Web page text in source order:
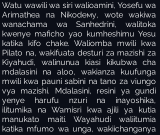
Watu wawili wa siri walioamini, Yosefu wa
Arimathea na Nikodeму, wote wakiwa
wanachama wa Sanhedrini, walitoka
kwenye maficho yao kumheshimu Yesu
katika kifo chake. Waliomba mwili kwa
Pilato na, wakifuata desturi za mazishi za
Kiyahudi, walinunua kiasi kikubwa cha
mdalasini na aloo, wakianza kuufunga
mwili kwa pauni sabini na tano za viungo
vya mazishi. Mdalasini, resini ya gundi
yenye harufu nzuri na inayoshika,
ilitumika na Wamisri kwa ajili ya kutia
manukato maiti. Wayahudi waliitumia
katika mfumo wa unga, wakiichanganya